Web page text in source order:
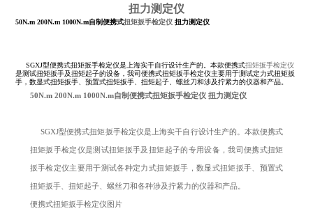
扭力测定仪
50N.m 200N.m 1000N.m自制便携式扭矩扳手检定仪 扭力测定仪
SGXJ型便携式扭矩扳手检定仪是上海实干自行设计生产的。本款便携式扭矩扳手检定仪
是测试扭矩扳手及扭矩起子的设备，我司便携式扭矩扳手检定仪主要用于测试定力式扭矩扳
手，数显式扭矩扳手、预置式扭矩扳手、扭矩起子、螺丝刀和涉及拧紧力的仪器和产品。
50N.m 200N.m 1000N.m自制便携式扭矩扳手检定仪 扭力测定仪
SGXJ型便携式扭矩扳手检定仪是上海实干自行设计生产的。本款便携式
扭矩扳手检定仪是测试扭矩扳手及扭矩起子的专用设备，我司便携式扭矩
扳手检定仪主要用于测试各种定力式扭矩扳手，数显式扭矩扳手、预置式
扭矩扳手、扭矩起子、螺丝刀和各种涉及拧紧力的仪器和产品。
便携式扭矩扳手检定仪图片